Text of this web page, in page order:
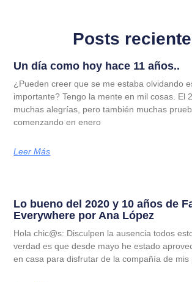
Posts
Un día como hoy hace 11 años..
¿Pueden creer que se me estaba olvidando
importante? Tengo la mente en mil cosas. El
muchas alegrías, pero también muchas
comenzando en enero
Leer Más
Lo bueno del 2020 y 10 años de
Everywhere por Ana López
Hola chic@s: Disculpen la ausencia todos
verdad es que desde mayo he estado
en casa para disfrutar de la compañía de mis